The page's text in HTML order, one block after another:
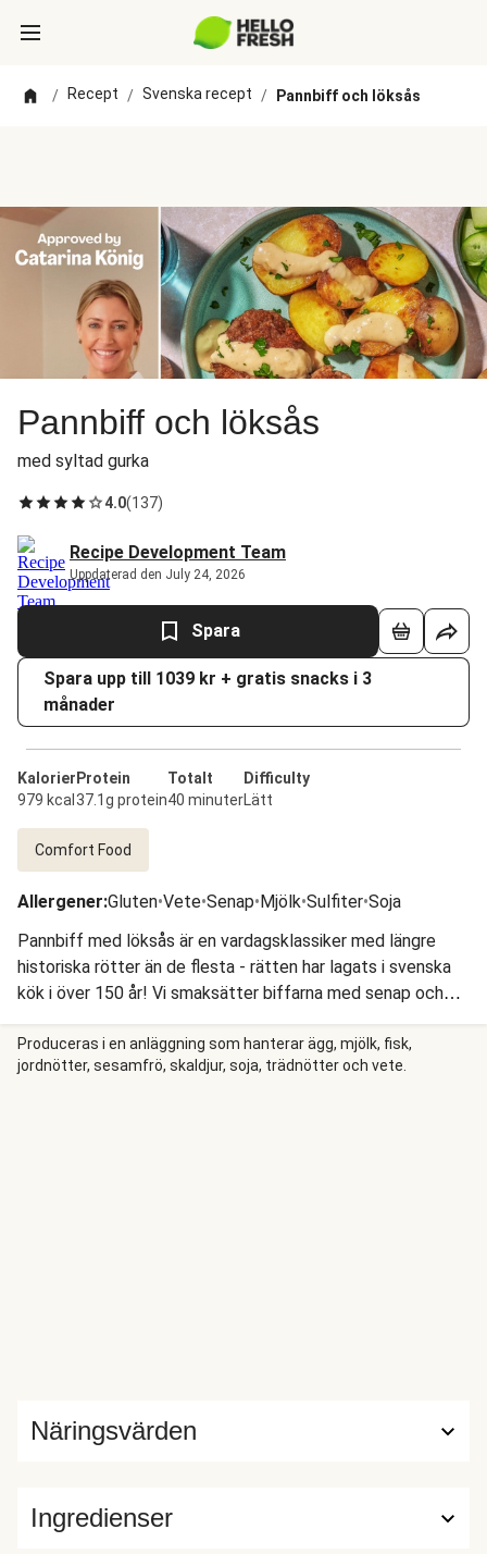
/ Recept / Svenska recept / Pannbiff och löksås
Pannbiff och löksås
med syltad gurka
4.0(137)
Recipe Development Team
Uppdaterad den July 24, 2026
Spara
Spara upp till 1039 kr + gratis snacks i 3
månader
Kalorier
979 kcal
Protein
37.1g protein
Totalt
40 minuter
Difficulty
Lätt
Comfort Food
Allergener:Gluten•Vete•Senap•Mjölk•Sulfiter•Soja
Pannbiff med löksås är en vardagsklassiker med längre
historiska rötter än de flesta - rätten har lagats i svenska
kök i över 150 år! Vi smaksätter biffarna med senap och
steker dem lagom hårt i stekpannan, och så lagar vi en
krämig löksås. Kokt potatis och snabbsyltad gurka därtill?
Självklart. Smaklig spis!
Produceras i en anläggning som hanterar ägg, mjölk, fisk,
jordnötter, sesamfrö, skaldjur, soja, trädnötter och vete.
Ingredienser
Näringsvärden